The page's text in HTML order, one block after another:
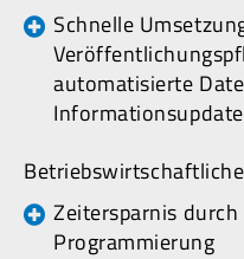
Schnelle
automatisierte
Zeitersparnis
Programmierung